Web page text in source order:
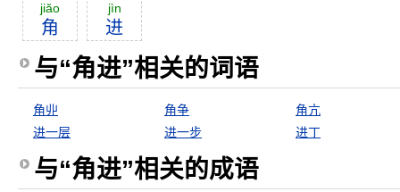
jiăo
角
jìn
进
与“角进”相关的词语
角丱 角争
角亢
进一层
进一步 进丁
与“角进”相关的成语